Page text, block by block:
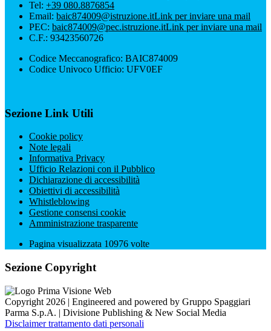
Tel: +39 080.8876854
Email: baic874009@istruzione.itLink per inviare una mail
PEC: baic874009@pec.istruzione.itLink per inviare una mail
C.F.: 93423560726
Codice Meccanografico: BAIC874009
Codice Univoco Ufficio: UFV0EF
Sezione Link Utili
Cookie policy
Note legali
Informativa Privacy
Ufficio Relazioni con il Pubblico
Dichiarazione di accessibilità
Obiettivi di accessibilità
Whistleblowing
Gestione consensi cookie
Amministrazione trasparente
Pagina visualizzata 10976 volte
Sezione Copyright
Copyright 2026 | Engineered and powered by Gruppo Spaggiari
Parma S.p.A. | Divisione Publishing & New Social Media
Disclaimer trattamento dati personali